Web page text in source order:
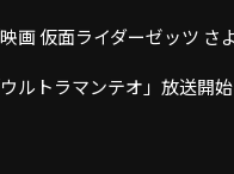
画 仮面ライダーゼッツ さ
ルトラマンテオ」放送開始